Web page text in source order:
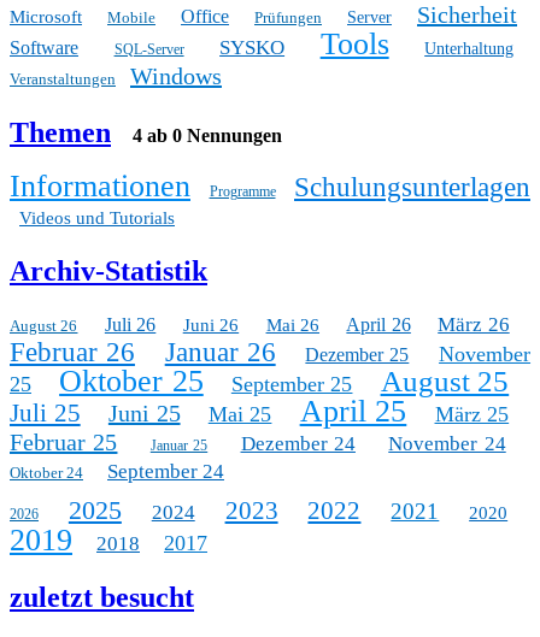
Microsoft Mobile Office Prüfungen Server Sicherheit
Software SQL-Server SYSKO Tools
Unterhaltung
Veranstaltungen
Windows
Themen 4 ab 0 Nennungen
Informationen Programme Schulungsunterlagen
Videos und Tutorials
Archiv-Statistik
August 26 Juli 26 Juni 26 Mai 26 April 26 März 26
Februar 26 Januar 26 Dezember 25
November
25
Oktober 25 September 25 August 25
Juli 25 Juni 25 Mai 25 April 25 März 25
Februar 25 Januar 25 Dezember 24 November 24
Oktober 24 September 24
2026 2025 2024 2023 2022 2021 2020
2019 2018 2017
zuletzt besucht